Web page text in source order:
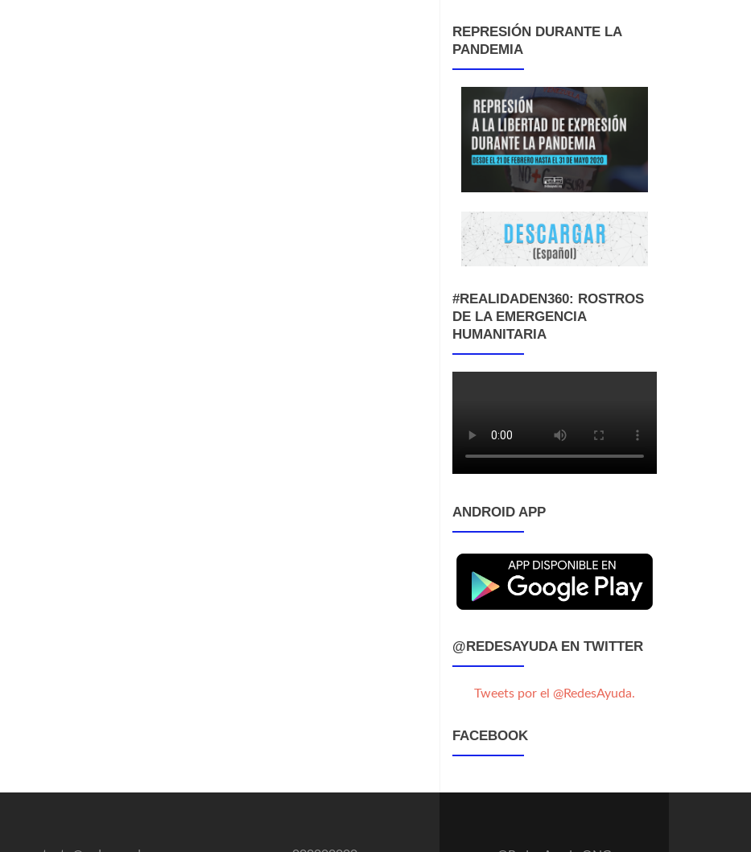
REPRESIÓN DURANTE LA
PANDEMIA
#REALIDADEN360: ROSTROS
DE LA EMERGENCIA
HUMANITARIA
ANDROID APP
@REDESAYUDA EN TWITTER
Tweets por el @RedesAyuda.
FACEBOOK